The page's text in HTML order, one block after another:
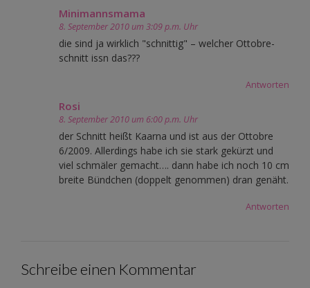
Minimannsmama
8. September 2010 um 3:09 p.m. Uhr
die sind ja wirklich "schnittig" – welcher Ottobre-
schnitt issn das???
Antworten
Rosi
8. September 2010 um 6:00 p.m. Uhr
der Schnitt heißt Kaarna und ist aus der Ottobre
6/2009. Allerdings habe ich sie stark gekürzt und
viel schmäler gemacht…. dann habe ich noch 10 cm
breite Bündchen (doppelt genommen) dran genäht.
Antworten
Schreibe einen Kommentar